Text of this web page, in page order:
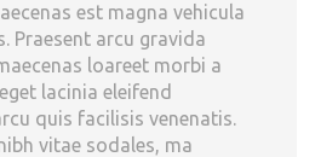
est magna vehicula
Praesent arcu gravida
loareet morbi a
lacinia eleifend
quis facilisis venenatis.
vitae sodales, ma